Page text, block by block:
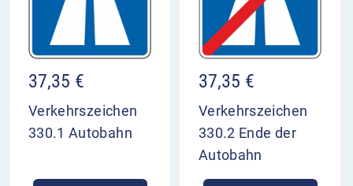
37,35 €
Verkehrszeichen
330.1 Autobahn
37,35 €
Verkehrszeichen
330.2 Ende der
Autobahn